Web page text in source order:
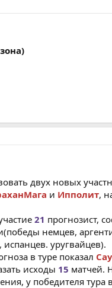
двух новых
и Ипполит,
21 прогнозист,
немцев,
уругвайцев).
в туре показал
исходы 15 матчей.
у победителя тура